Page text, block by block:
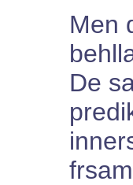
Men
De